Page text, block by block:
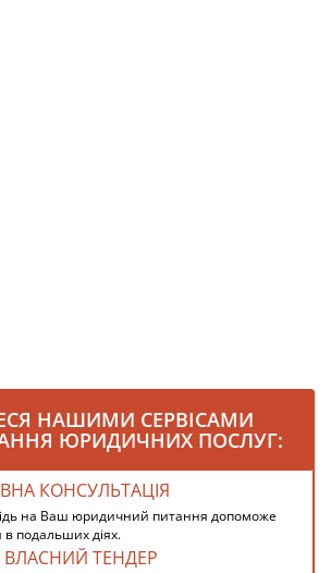
НАШИМИ СЕРВІСАМИ
ЮРИДИЧНИХ ПОСЛУГ:
КОНСУЛЬТАЦІЯ
на Ваш юридичний питання допоможе
в подальших діях.
ВЛАСНИЙ ТЕНДЕР